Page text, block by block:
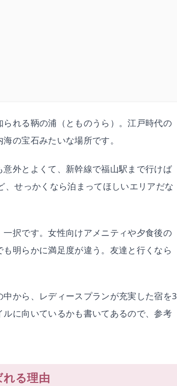
られる鞆の浦（とものうら）。江戸時代の
の宝石みたいな場所です。
外とよくて、新幹線で福山駅まで行けば
せっかくなら泊まってほしいエリアだな
択です。女性向けアメニティや夕食後の
明らかに満足度が違う。友達と行くなら
から、レディースプランが充実した宿を3
に向いているかも書いてあるので、参考
る理由